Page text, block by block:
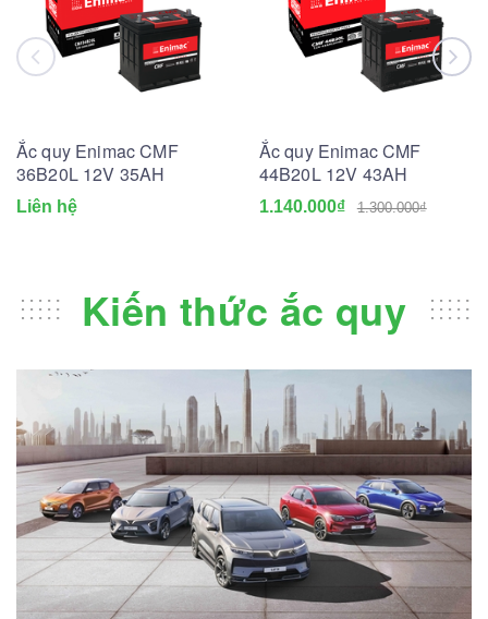
Ắc quy Enimac CMF
36B20L 12V 35AH
Liên hệ
Ắc quy Enimac CMF
44B20L 12V 43AH
1.140.000₫ 1.300.000₫
Kiến thức ắc quy